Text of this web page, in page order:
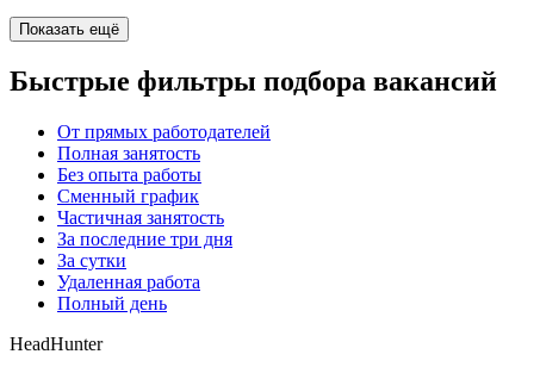
Показать ещё
Быстрые фильтры подбора вакансий
От прямых работодателей
Полная занятость
Без опыта работы
Сменный график
Частичная занятость
За последние три дня
За сутки
Удаленная работа
Полный день
HeadHunter